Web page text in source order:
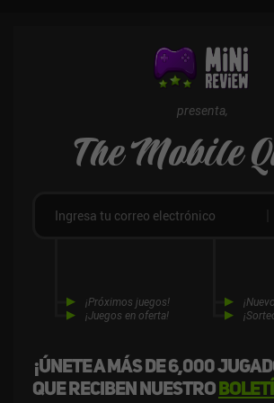
mucho el estilo artístico y los detalles
viaje a este vibrante mundo de cuento de
duda atraerá a todos los entusiastas de la
presenta,
The Mobile
¡Únete a más de 6,000
que reciben nuestro
¡Próximos juegos!
¡Juegos en oferta!